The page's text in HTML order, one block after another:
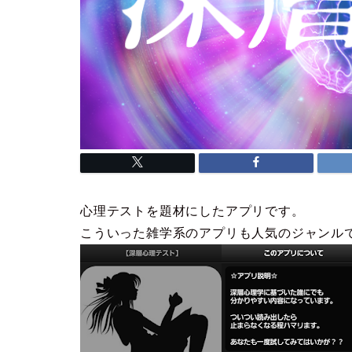
心理テストを題材にしたアプリです。
こういった雑学系のアプリも人気のジャンル